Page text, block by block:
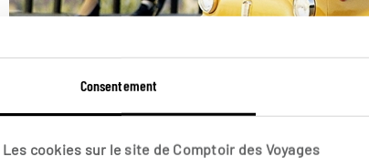
Consentement
Les cookies sur le site de Comptoir des Voyages